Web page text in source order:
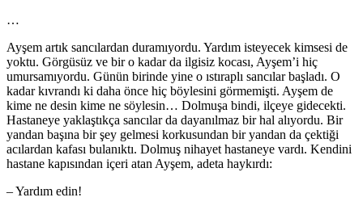
…
Ayşem artık sancılardan duramıyordu. Yardım isteyecek kimsesi de
yoktu. Görgüsüz ve bir o kadar da ilgisiz kocası, Ayşem’i hiç
umursamıyordu. Günün birinde yine o ıstıraplı sancılar başladı. O
kadar kıvrandı ki daha önce hiç böylesini görmemişti. Ayşem de
kime ne desin kime ne söylesin… Dolmuşa bindi, ilçeye gidecekti.
Hastaneye yaklaştıkça sancılar da dayanılmaz bir hal alıyordu. Bir
yandan başına bir şey gelmesi korkusundan bir yandan da çektiği
acılardan kafası bulanıktı. Dolmuş nihayet hastaneye vardı. Kendini
hastane kapısından içeri atan Ayşem, adeta haykırdı:
– Yardım edin!